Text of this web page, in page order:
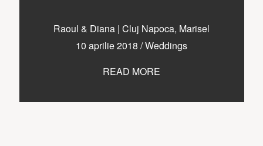
Raoul & Diana | Cluj Napoca, Marisel
10 aprilie 2018 /Weddings
READ MORE